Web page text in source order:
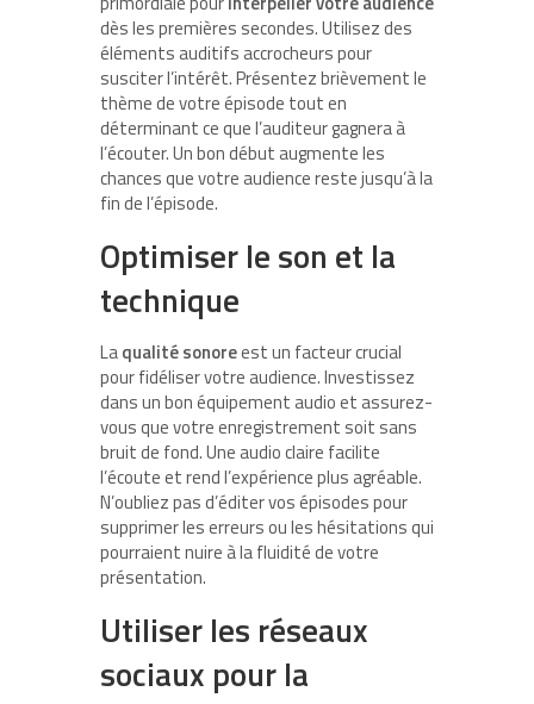
dès les premières secondes. Utilisez des
éléments auditifs accrocheurs pour
susciter l’intérêt. Présentez brièvement le
thème de votre épisode tout en
déterminant ce que l’auditeur gagnera à
l’écouter. Un bon début augmente les
chances que votre audience reste jusqu’à la
fin de l’épisode.
Optimiser le son et la
technique
Laqualité sonoreest un facteur crucial
pour fidéliser votre audience. Investissez
dans un bon équipement audio et assurez-
vous que votre enregistrement soit sans
bruit de fond. Une audio claire facilite
l’écoute et rend l’expérience plus agréable.
N’oubliez pas d’éditer vos épisodes pour
supprimer les erreurs ou les hésitations qui
pourraient nuire à la fluidité de votre
présentation.
Utiliser les réseaux
sociaux pour la